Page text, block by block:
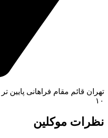
موکلین